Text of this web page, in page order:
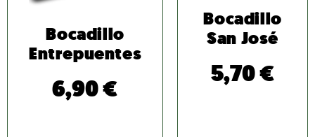
Bocadillo
Entrepuentes
6,90€
Bocadillo
San José
5,70€